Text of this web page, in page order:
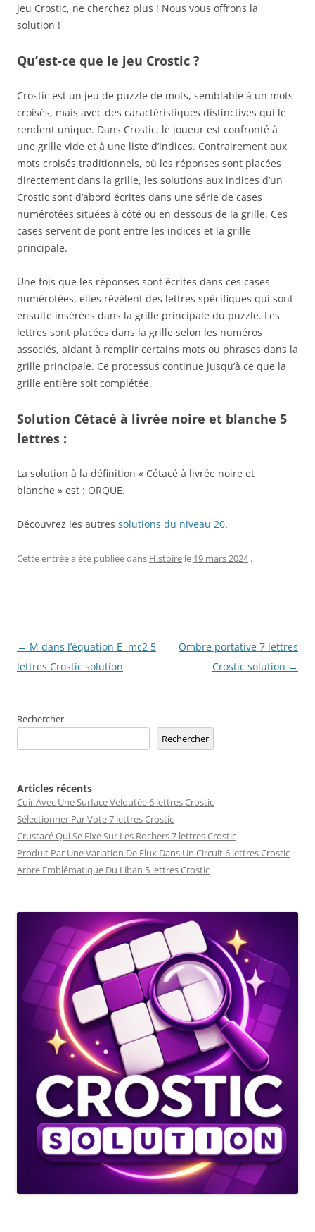
jeu Crostic, ne cherchez plus ! Nous vous offrons la
solution !
Qu’est-ce que le jeu Crostic ?
Crostic est un jeu de puzzle de mots, semblable à un mots
croisés, mais avec des caractéristiques distinctives qui le
rendent unique. Dans Crostic, le joueur est confronté à
une grille vide et à une liste d’indices. Contrairement aux
mots croisés traditionnels, où les réponses sont placées
directement dans la grille, les solutions aux indices d’un
Crostic sont d’abord écrites dans une série de cases
numérotées situées à côté ou en dessous de la grille. Ces
cases servent de pont entre les indices et la grille
principale.
Une fois que les réponses sont écrites dans ces cases
numérotées, elles révèlent des lettres spécifiques qui sont
ensuite insérées dans la grille principale du puzzle. Les
lettres sont placées dans la grille selon les numéros
associés, aidant à remplir certains mots ou phrases dans la
grille principale. Ce processus continue jusqu’à ce que la
grille entière soit complétée.
Solution Cétacé à livrée noire et blanche 5
lettres :
La solution à la définition « Cétacé à livrée noire et
blanche » est : ORQUE.
Découvrez les autres solutions du niveau 20.
Cette entrée a été publiée dans Histoire le 19 mars 2024 .
Navigation
des
← M dans l’équation E=mc2 5
lettres Crostic solution
Ombre portative 7 lettres
Crostic solution →
Rechercher
Rechercher
Articles récents
Cuir Avec Une Surface Veloutée 6 lettres Crostic
Sélectionner Par Vote 7 lettres Crostic
Crustacé Qui Se Fixe Sur Les Rochers 7 lettres Crostic
Produit Par Une Variation De Flux Dans Un Circuit 6 lettres Crostic
Arbre Emblématique Du Liban 5 lettres Crostic